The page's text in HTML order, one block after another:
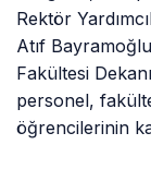
Rektör
Atıf
Fakültesi
personel,
öğrencilerinin